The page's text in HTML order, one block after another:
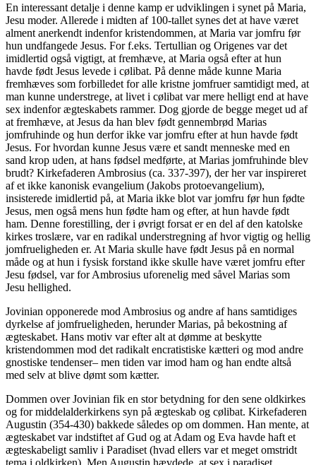
En interessant detalje i denne kamp er udviklingen i synet på Maria,
Jesu moder. Allerede i midten af 100-tallet synes det at have været
alment anerkendt indenfor kristendommen, at Maria var jomfru før
hun undfangede Jesus. For f.eks. Tertullian og Origenes var det
imidlertid også vigtigt, at fremhæve, at Maria også efter at hun
havde født Jesus levede i cølibat. På denne måde kunne Maria
fremhæves som forbilledet for alle kristne jomfruer samtidigt med, at
man kunne understrege, at livet i cølibat var mere helligt end at have
sex indenfor ægteskabets rammer. Dog gjorde de begge meget ud af
at fremhæve, at Jesus da han blev født gennembrød Marias
jomfruhinde og hun derfor ikke var jomfru efter at hun havde født
Jesus. For hvordan kunne Jesus være et sandt menneske med en
sand krop uden, at hans fødsel medførte, at Marias jomfruhinde blev
brudt? Kirkefaderen Ambrosius (ca. 337-397), der her var inspireret
af et ikke kanonisk evangelium (Jakobs protoevangelium),
insisterede imidlertid på, at Maria ikke blot var jomfru før hun fødte
Jesus, men også mens hun fødte ham og efter, at hun havde født
ham. Denne forestilling, der i øvrigt forsat er en del af den katolske
kirkes troslære, var en radikal understregning af hvor vigtig og hellig
jomfrueligheden er. At Maria skulle have født Jesus på en normal
måde og at hun i fysisk forstand ikke skulle have været jomfru efter
Jesu fødsel, var for Ambrosius uforenelig med såvel Marias som
Jesu hellighed.
Jovinian opponerede mod Ambrosius og andre af hans samtidiges
dyrkelse af jomfrueligheden, herunder Marias, på bekostning af
ægteskabet. Hans motiv var efter alt at dømme at beskytte
kristendommen mod det radikalt encratistiske kætteri og mod andre
gnostiske tendenser– men tiden var imod ham og han endte altså
med selv at blive dømt som kætter.
Dommen over Jovinian fik en stor betydning for den sene oldkirkes
og for middelalderkirkens syn på ægteskab og cølibat. Kirkefaderen
Augustin (354-430) bakkede således op om dommen. Han mente, at
ægteskabet var indstiftet af Gud og at Adam og Eva havde haft et
ægteskabeligt samliv i Paradiset (hvad ellers var et meget omstridt
tema i oldkirken). Men Augustin hævdede, at sex i paradiset